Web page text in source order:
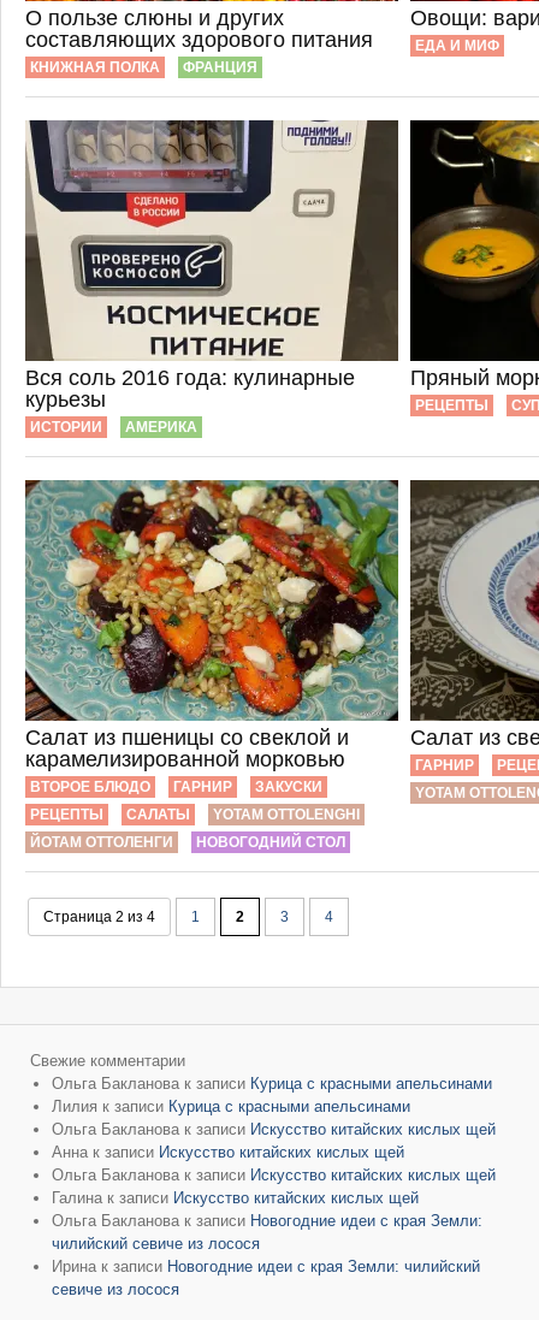
О пользе слюны и других
составляющих здорового питания
КНИЖНАЯ ПОЛКА ФРАНЦИЯ
Овощи:
ЕДА И МИФ
Вся соль 2016 года: кулинарные
курьезы
ИСТОРИИ АМЕРИКА
Пряный
РЕЦЕПТЫ
Салат из пшеницы со свеклой и
карамелизированной морковью
ВТОРОЕ БЛЮДО ГАРНИР
ЗАКУСКИ
РЕЦЕПТЫ
САЛАТЫ
YOTAM OTTOLENGHI
ЙОТАМ ОТТОЛЕНГИ
НОВОГОДНИЙ СТОЛ
Салат из
ГАРНИР
YOTAM
Страница 2 из 4 1 2 3 4
Свежие комментарии
Ольга Бакланова к записи Курица с красными апельсинами
Лилия к записи Курица с красными апельсинами
Ольга Бакланова к записи Искусство китайских кислых щей
Анна к записи Искусство китайских кислых щей
Ольга Бакланова к записи Искусство китайских кислых щей
Галина к записи Искусство китайских кислых щей
Ольга Бакланова к записи Новогодние идеи с края Земли:
чилийский севиче из лосося
Ирина к записи Новогодние идеи с края Земли: чилийский
севиче из лосося